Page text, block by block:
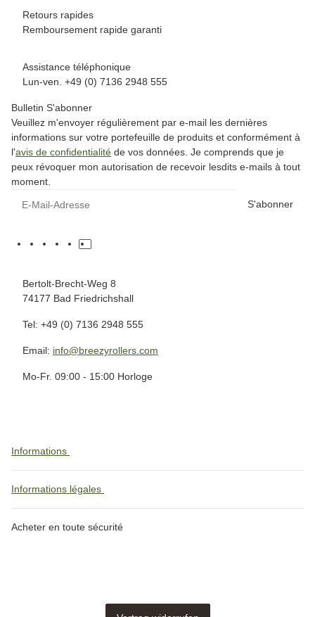
Retours rapides
Remboursement rapide garanti
Assistance téléphonique
Lun-ven. +49 (0) 7136 2948 555
Bulletin S'abonner
Veuillez m'envoyer régulièrement par e-mail les dernières
informations sur votre portefeuille de produits et conformément à
l'avis de confidentialité de vos données. Je comprends que je
peux révoquer mon autorisation de recevoir lesdits e-mails à tout
moment.
S'abonner
Bertolt-Brecht-Weg 8
74177 Bad Friedrichshall
Tel: +49 (0) 7136 2948 555
Email: info@breezyrollers.com
Mo-Fr. 09:00 - 15:00 Horloge
Informations
Informations légales
Acheter en toute sécurité